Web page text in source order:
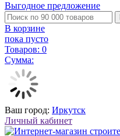
Выгодное предложение
В корзине
пока пусто
Товаров: 0
Сумма:
Ваш город: Иркутск
Личный кабинет